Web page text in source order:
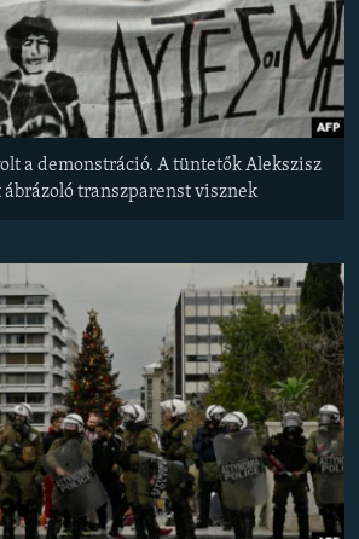
a demonstráció. A tüntetők Alekszisz
transzparenst visznek